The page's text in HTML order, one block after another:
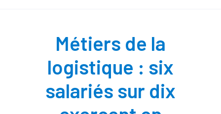
Métiers de la
logistique : six
salariés sur dix